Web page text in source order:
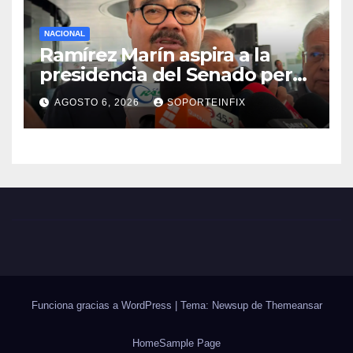
NACIONAL
Ramírez Marín aspira a la
presidencia del Senado pero
respeta decisión de Morena
AGOSTO 6, 2026 SOPORTEINFIX
Funciona gracias a WordPress | Tema: Newsup de Themeansar
HomeSample Page